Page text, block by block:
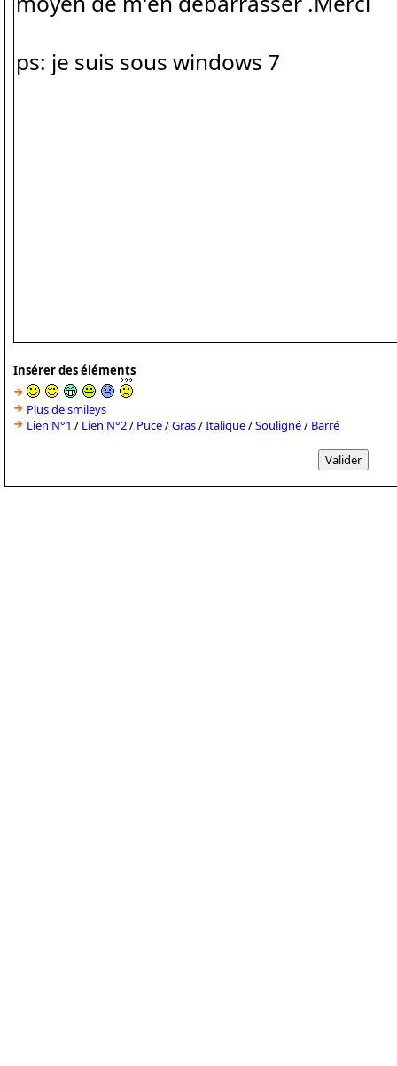
Insérer des éléments
Plus de smileys
Lien N°1 / Lien N°2/ Puce/Gras/Italique/Souligné/ Barré